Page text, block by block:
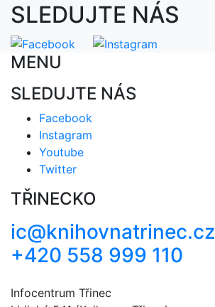
SLEDUJTE NÁS
MENU
SLEDUJTE NÁS
Facebook
Instagram
Youtube
Twitter
TŘINECKO
ic@knihovnatrinec.cz
+420 558 999 110
Infocentrum Třinec